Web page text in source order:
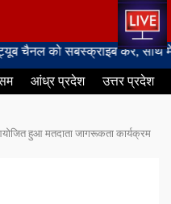
सबस्क्राइब करें, साथ मे हमारे
आंध्र प्रदेश उत्तर प्रदेश
हुआ मतदाता जागरूकता कार्यक्रम